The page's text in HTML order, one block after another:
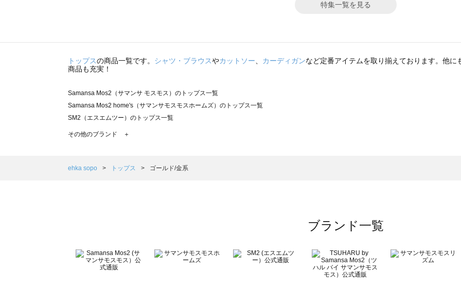
特集一覧を見る
トップスの商品一覧です。 シャツ・ブラウスやカットソー、 カーディガンなど定番アイテムを取り揃えております。他に
商品も充実！
Samansa Mos2（サマンサ モスモス）のトップス一覧
Samansa Mos2 home's（サマンサモスモスホームズ）のトップス一覧
SM2（エスエムツー）のトップス一覧
TSUHARU by Samansa Mos2（ツハルバイサマンサモスモス）のトップス一覧
Samansa Mos2 Lagom（サマンサモスモス ラーゴム）のトップス一覧
BETTY'S BLUE（べティーズブルー）のトップス一覧
Wpc.（ワールドパーティー）のトップス一覧
その他のブランド ＋
ehka sopo トップス ゴールド/金系
ブランド一覧